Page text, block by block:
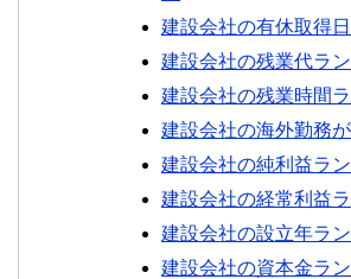
建設会社の有休取得
建設会社の残業代ラ
建設会社の残業時間
建設会社の海外勤務
建設会社の純利益ラ
建設会社の経常利益
建設会社の設立年ラ
建設会社の資本金ラ